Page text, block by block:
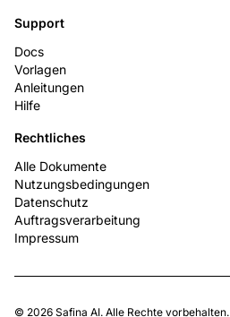
Support
Docs
Vorlagen
Anleitungen
Hilfe
Rechtliches
Alle Dokumente
Nutzungsbedingungen
Datenschutz
Auftragsverarbeitung
Impressum
© 2026 Safina AI. Alle Rechte vorbehalten.